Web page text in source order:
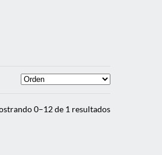
0–12 de 1 resultados